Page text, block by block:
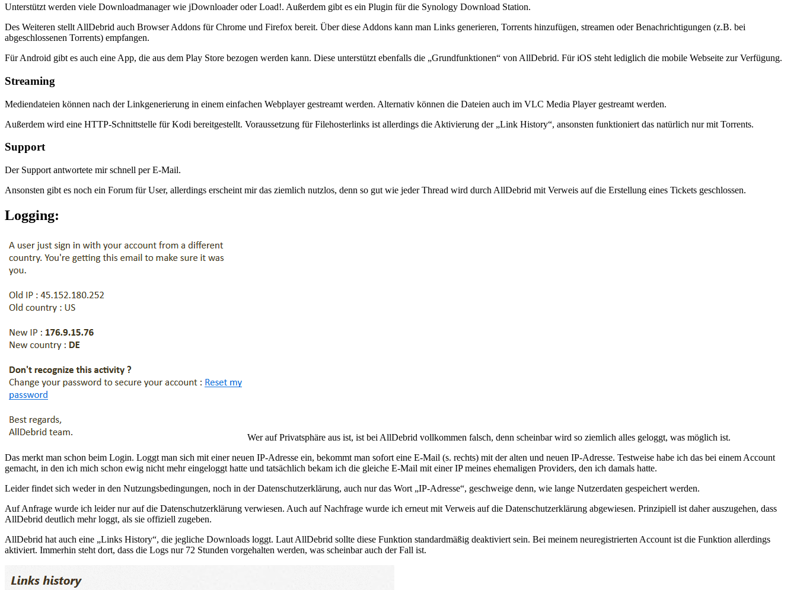
Unterstützt werden viele Downloadmanager wie jDownloader oder Load!. Außerdem gibt es ein Plugin für die Synology Download Station.
Des Weiteren stellt AllDebrid auch Browser Addons für Chrome und Firefox bereit. Über diese Addons kann man Links generieren, Torrents hinzufügen, streamen oder Benachrichtigungen (z.B. bei
abgeschlossenen Torrents) empfangen.
Für Android gibt es auch eine App, die aus dem Play Store bezogen werden kann. Diese unterstützt ebenfalls die „Grundfunktionen“ von AllDebrid. Für iOS steht lediglich die mobile Webseite zur Verfügung.
Streaming
Mediendateien können nach der Linkgenerierung in einem einfachen Webplayer gestreamt werden. Alternativ können die Dateien auch im VLC Media Player gestreamt werden.
Außerdem wird eine HTTP-Schnittstelle für Kodi bereitgestellt. Voraussetzung für Filehosterlinks ist allerdings die Aktivierung der „Link History“, ansonsten funktioniert das natürlich nur mit Torrents.
Support
Der Support antwortete mir schnell per E-Mail.
Ansonsten gibt es noch ein Forum für User, allerdings erscheint mir das ziemlich nutzlos, denn so gut wie jeder Thread wird durch AllDebrid mit Verweis auf die Erstellung eines Tickets geschlossen.
Logging:
Wer auf Privatsphäre aus ist, ist bei AllDebrid vollkommen falsch, denn scheinbar wird so ziemlich alles geloggt, was möglich ist.
Das merkt man schon beim Login. Loggt man sich mit einer neuen IP-Adresse ein, bekommt man sofort eine E-Mail (s. rechts) mit der alten und neuen IP-Adresse. Testweise habe ich das bei einem Account
gemacht, in den ich mich schon ewig nicht mehr eingeloggt hatte und tatsächlich bekam ich die gleiche E-Mail mit einer IP meines ehemaligen Providers, den ich damals hatte.
Leider findet sich weder in den Nutzungsbedingungen, noch in der Datenschutzerklärung, auch nur das Wort „IP-Adresse“, geschweige denn, wie lange Nutzerdaten gespeichert werden.
Auf Anfrage wurde ich leider nur auf die Datenschutzerklärung verwiesen. Auch auf Nachfrage wurde ich erneut mit Verweis auf die Datenschutzerklärung abgewiesen. Prinzipiell ist daher auszugehen, dass
AllDebrid deutlich mehr loggt, als sie offiziell zugeben.
AllDebrid hat auch eine „Links History“, die jegliche Downloads loggt. Laut AllDebrid sollte diese Funktion standardmäßig deaktiviert sein. Bei meinem neuregistrierten Account ist die Funktion allerdings
aktiviert. Immerhin steht dort, dass die Logs nur 72 Stunden vorgehalten werden, was scheinbar auch der Fall ist.